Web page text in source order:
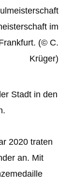
im
(© C.
Krüger)
Stadt in den
2020 traten
an. Mit